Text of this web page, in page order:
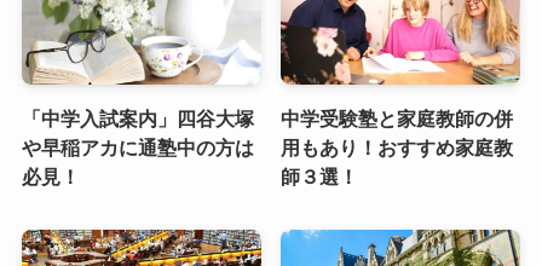
「中学入試案内」四谷大塚
や早稲アカに通塾中の方は
必見！
中学受験塾と家庭教師の併
用もあり！おすすめ家庭教
師３選！